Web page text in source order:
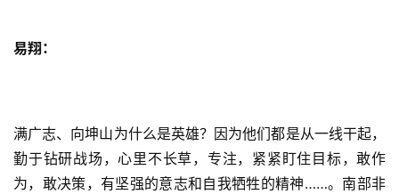
易翔：
满广志、向坤山为什么是英雄？因为他们都是从一线干起，
勤于钻研战场，心里不长草，专注，紧紧盯住目标，敢作
为，敢决策，有坚强的意志和自我牺牲的精神……。南部非